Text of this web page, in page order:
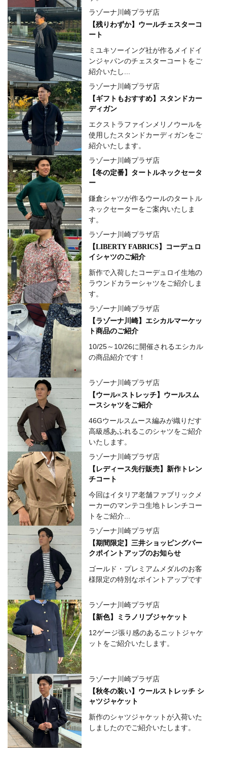
ラゾーナ川崎プラザ店
【残りわずか】ウールチェスターコ
ート
ミユキソーイング社が作るメイドイ
ンジャパンのチェスターコートをご
紹介いたし...
ラゾーナ川崎プラザ店
【ギフトもおすすめ】スタンドカー
ディガン
エクストラファインメリノウールを
使用したスタンドカーディガンをご
紹介いたします。
ラゾーナ川崎プラザ店
【冬の定番】タートルネックセータ
ー
鎌倉シャツが作るウールのタートル
ネックセーターをご案内いたしま
す。
ラゾーナ川崎プラザ店
【LIBERTY FABRICS】コーデュロ
イシャツのご紹介
新作で入荷したコーデュロイ生地の
ラウンドカラーシャツをご紹介しま
す。
ラゾーナ川崎プラザ店
【ラゾーナ川崎】エシカルマーケッ
ト商品のご紹介
10/25～10/26に開催されるエシカル
の商品紹介です！
ラゾーナ川崎プラザ店
【ウール×ストレッチ】ウールスム
ースシャツをご紹介
46Gウールスムース編みが織りだす
高級感あふれるこのシャツをご紹介
いたします。
ラゾーナ川崎プラザ店
【レディース先行販売】新作トレン
チコート
今回はイタリア老舗ファブリックメ
ーカーのマンテコ生地トレンチコー
トをご紹介...
ラゾーナ川崎プラザ店
【期間限定】三井ショッピングパー
クポイントアップのお知らせ
ゴールド・プレミアムメダルのお客
様限定の特別なポイントアップです
ラゾーナ川崎プラザ店
【新色】ミラノリブジャケット
12ゲージ張り感のあるニットジャケ
ットをご紹介いたします。
ラゾーナ川崎プラザ店
【秋冬の装い】ウールストレッチ シ
ャツジャケット
新作のシャツジャケットが入荷いた
しましたのでご紹介いたします。